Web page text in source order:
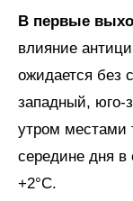
В первые
влияние
ожидается без
западный,
утром местами
середине дня в
+2°C.